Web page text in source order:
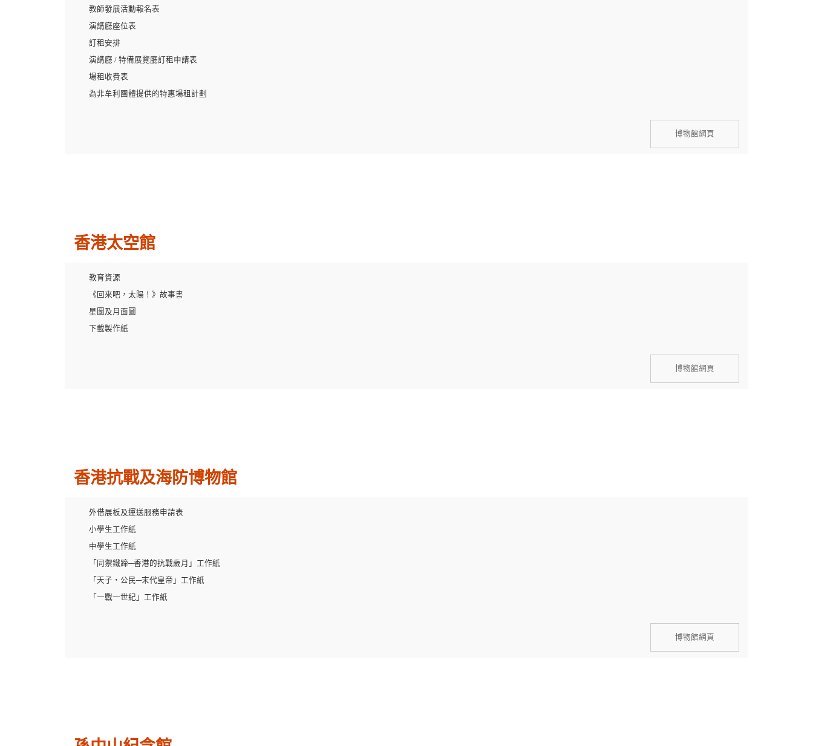
教師發展活動報名表
演講廳座位表
訂租安排
演講廳 / 特備展覽廳訂租申請表
場租收費表
為非牟利團體提供的特惠場租計劃
博物館網頁
香港太空館
教育資源
《回來吧，太陽！》故事書
星圖及月面圖
下載製作紙
博物館網頁
香港抗戰及海防博物館
外借展板及運送服務申請表
小學生工作紙
中學生工作紙
「同禦鐵蹄─香港的抗戰歲月」工作紙
「天子‧公民─末代皇帝」工作紙
「一戰一世紀」工作紙
博物館網頁